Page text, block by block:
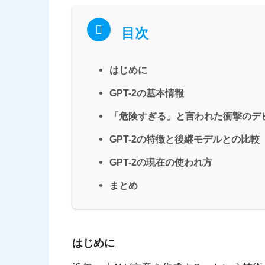
目次
はじめに
GPT-2の基本情報
「危険すぎる」と言われた衝撃のデ
GPT-2の特徴と後継モデルとの比較
GPT-2の現在の使われ方
まとめ
はじめに